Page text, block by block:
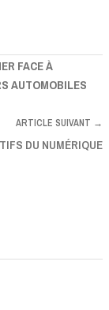
FACE À
AUTOMOBILES
ARTICLE SUIVANT →
DU NUMÉRIQUE